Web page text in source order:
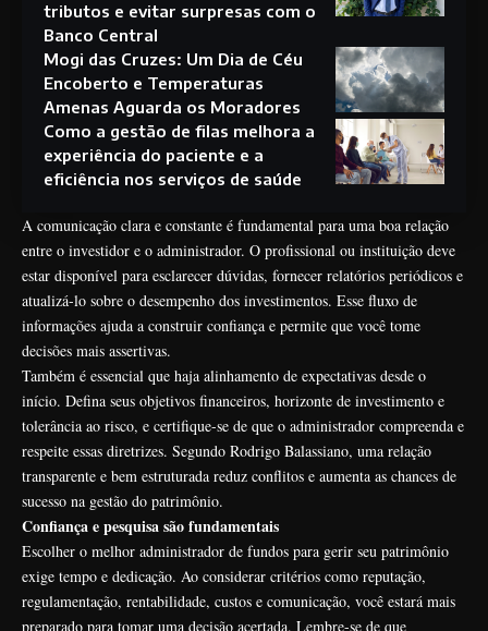
tributos e evitar surpresas com o
Banco Central
Mogi das Cruzes: Um Dia de Céu
Encoberto e Temperaturas
Amenas Aguarda os Moradores
Como a gestão de filas melhora a
experiência do paciente e a
eficiência nos serviços de saúde
A comunicação clara e constante é fundamental para uma boa relação
entre o investidor e o administrador. O profissional ou instituição deve
estar disponível para esclarecer dúvidas, fornecer relatórios periódicos e
atualizá-lo sobre o desempenho dos investimentos. Esse fluxo de
informações ajuda a construir confiança e permite que você tome
decisões mais assertivas.
Também é essencial que haja alinhamento de expectativas desde o
início. Defina seus objetivos financeiros, horizonte de investimento e
tolerância ao risco, e certifique-se de que o administrador compreenda e
respeite essas diretrizes. Segundo Rodrigo Balassiano, uma relação
transparente e bem estruturada reduz conflitos e aumenta as chances de
sucesso na gestão do patrimônio.
Confiança e pesquisa são fundamentais
Escolher o melhor administrador de fundos para gerir seu patrimônio
exige tempo e dedicação. Ao considerar critérios como reputação,
regulamentação, rentabilidade, custos e comunicação, você estará mais
preparado para tomar uma decisão acertada. Lembre-se de que